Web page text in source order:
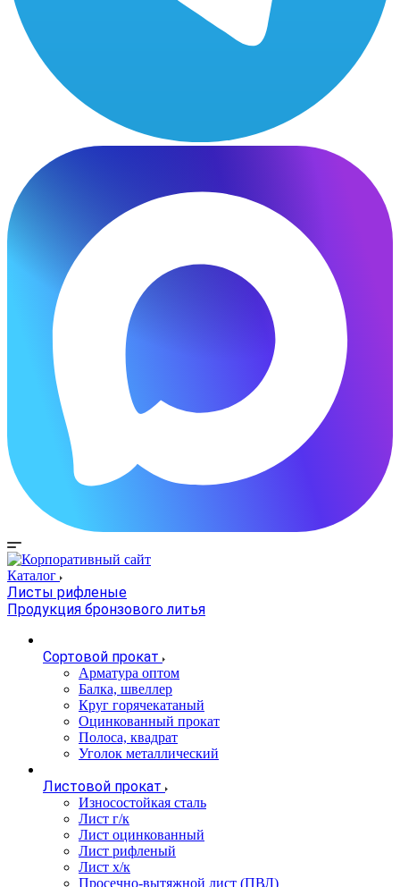
Каталог
Листы рифленые
Продукция бронзового литья
Сортовой прокат
Арматура оптом
Балка, швеллер
Круг горячекатаный
Оцинкованный прокат
Полоса, квадрат
Уголок металлический
Листовой прокат
Износостойкая сталь
Лист г/к
Лист оцинкованный
Лист рифленый
Лист х/к
Просечно-вытяжной лист (ПВЛ)